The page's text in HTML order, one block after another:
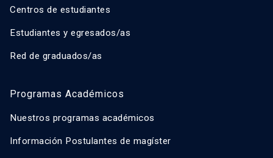
Centros de estudiantes
Estudiantes y egresados/as
Red de graduados/as
Programas Académicos
Nuestros programas académicos
Información Postulantes de magíster